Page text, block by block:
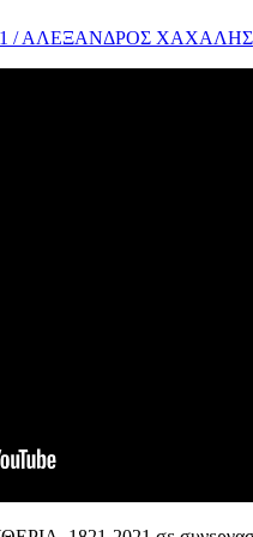
/ ΑΛΕΞΑΝΔΡΟΣ ΧΑΧΑΛΗΣ